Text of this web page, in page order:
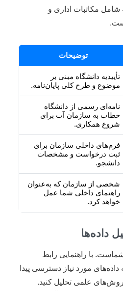
مکاتبات اداری و
توضیحات
تأییدیه دانشگاه مبنی بر
موضوع و طرح کلی پایان‌نامه.
نامه‌ای رسمی از دانشگاه
خطاب به سازمان آب برای
شروع همکاری.
فرم‌های داخلی سازمان برای
ثبت درخواست و مشخصات
دانشجو.
شخصی از سازمان که به‌عنوان
راهنمای داخلی شما عمل
خواهد کرد.
با راهنمایی رابط
داده‌های مورد نیاز دسترسی پیدا
علمی تحلیل کنید.